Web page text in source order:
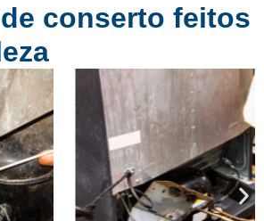
o
o
5
s
c
a
d
o
c
conserto feitos